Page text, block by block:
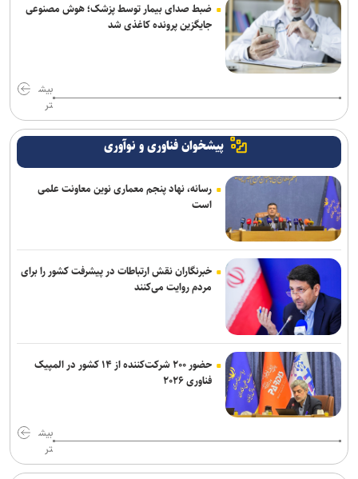
ضبط صدای بیمار توسط پزشک؛ هوش مصنوعی
جایگزین پرونده کاغذی شد
بیش
تر
پیشخوان فناوری و نوآوری
رسانه، نهاد پنجم معماری نوین معاونت علمی
است
خبرنگاران نقش ارتباطات در پیشرفت کشور را برای
مردم روایت می‌کنند
حضور ۲۰۰ شرکت‌کننده از ۱۴ کشور در المپیک
فناوری ۲۰۲۶
بیش
تر